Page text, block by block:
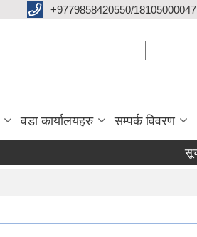
+9779858420550/18105000047
वडा कार्यालयहरु सम्पर्क विवरण